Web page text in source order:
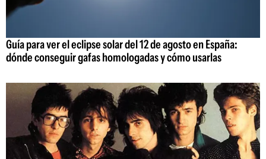
Guía para ver el eclipse solar del 12 de agosto en España:
dónde conseguir gafas homologadas y cómo usarlas